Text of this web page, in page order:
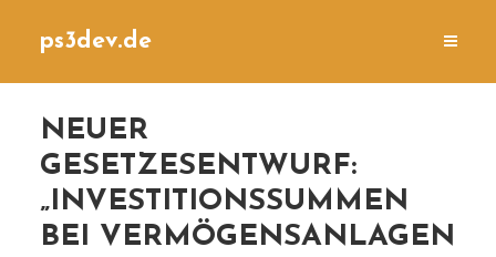
ps3dev.de
NEUER
GESETZESENTWURF:
„INVESTITIONSSUMMEN
BEI VERMÖGENSANLAGEN